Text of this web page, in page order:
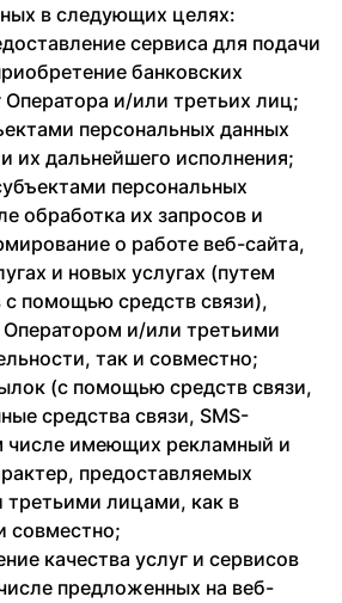
в следующих целях:
сервиса для подачи
банковских
Оператора и/или третьих лиц;
персональных данных
их дальнейшего исполнения;
персональных
обработка их запросов и
о работе веб-сайта,
и новых услугах (путем
с помощью средств связи),
и/или третьими
так и совместно;
(с помощью средств связи,
средства связи, SMS-
числе имеющих рекламный и
предоставляемых
лицами, как в
совместно;
качества услуг и сервисов
предложенных на веб-